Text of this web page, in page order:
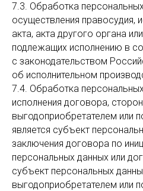
7.3. Обработка
осуществления правосудия,
акта, акта другого органа
подлежащих исполнению в
с законодательством
об исполнительном
7.4. Обработка
исполнения договора,
выгодоприобретателем или
является субъект
заключения договора по
персональных данных или
субъект персональных
выгодоприобретателем или